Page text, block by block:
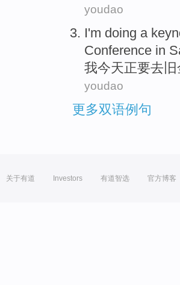
youdao
I'm doing a
Conference in
我今天正要去旧
youdao
更多双语例句
关于有道 Investors 有道智选 官方博客